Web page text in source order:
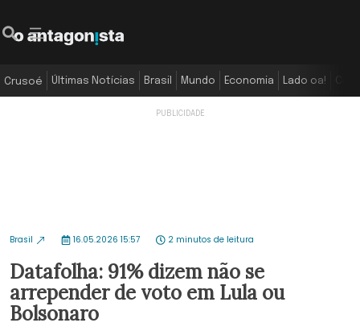
Crusoé Últimas Notícias Brasil Mundo Economia Lado oa!
Brasil 16.05.2026 15:57 2 minutos de leitura
Datafolha: 91% dizem não se
arrepender de voto em Lula ou
Bolsonaro